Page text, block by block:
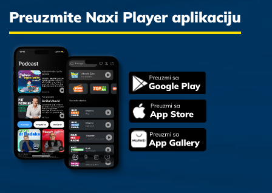
Preuzmite Naxi Player aplikaciju